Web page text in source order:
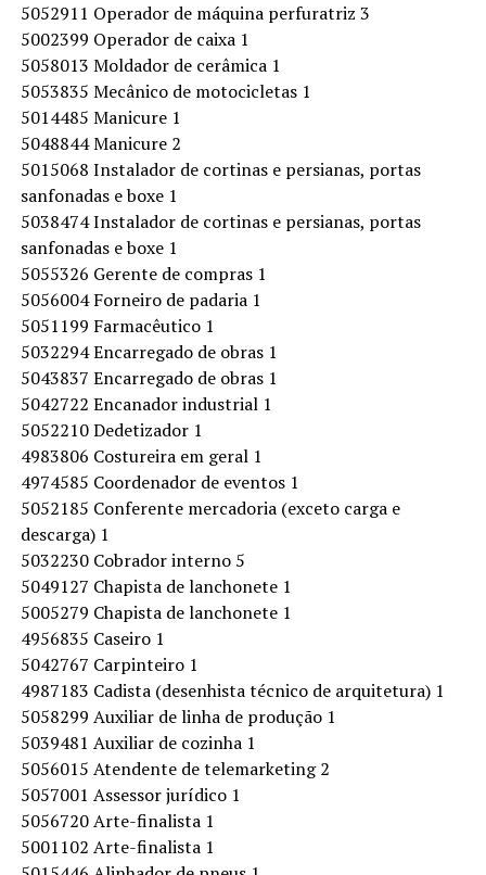
5052911 Operador de máquina perfuratriz 3
5002399 Operador de caixa 1
5058013 Moldador de cerâmica 1
5053835 Mecânico de motocicletas 1
5014485 Manicure 1
5048844 Manicure 2
5015068 Instalador de cortinas e persianas, portas
sanfonadas e boxe 1
5038474 Instalador de cortinas e persianas, portas
sanfonadas e boxe 1
5055326 Gerente de compras 1
5056004 Forneiro de padaria 1
5051199 Farmacêutico 1
5032294 Encarregado de obras 1
5043837 Encarregado de obras 1
5042722 Encanador industrial 1
5052210 Dedetizador 1
4983806 Costureira em geral 1
4974585 Coordenador de eventos 1
5052185 Conferente mercadoria (exceto carga e
descarga) 1
5032230 Cobrador interno 5
5049127 Chapista de lanchonete 1
5005279 Chapista de lanchonete 1
4956835 Caseiro 1
5042767 Carpinteiro 1
4987183 Cadista (desenhista técnico de arquitetura) 1
5058299 Auxiliar de linha de produção 1
5039481 Auxiliar de cozinha 1
5056015 Atendente de telemarketing 2
5057001 Assessor jurídico 1
5056720 Arte-finalista 1
5001102 Arte-finalista 1